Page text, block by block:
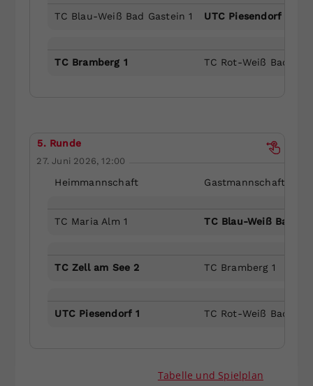
TC Blau-Weiß Bad Gastein 1 UTC Piesendorf 1
TC Bramberg 1 TC Rot-Weiß Bad
5. Runde
27. Juni 2026, 12:00
Heimmannschaft Gastmannschaft
TC Maria Alm 1 TC Blau-Weiß Bad
TC Zell am See 2 TC Bramberg 1
UTC Piesendorf 1 TC Rot-Weiß Bad
Tabelle und Spielplan